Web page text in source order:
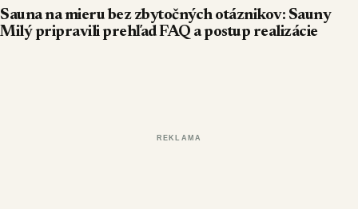
Sauna na mieru bez zbytočných otáznikov: Sauny
Milý pripravili prehľad FAQ a postup realizácie
REKLAMA